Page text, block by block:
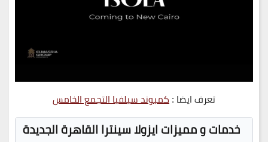
تعرف ايضا :كمبوند سيلفيا التجمع الخامس
خدمات و مميزات ايزولا سينترا القاهرة الجديدة